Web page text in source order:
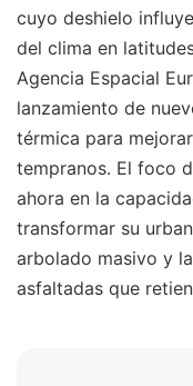
cuyo deshielo
del clima en
Agencia Espacial
lanzamiento de
térmica para
tempranos. El foco
ahora en la
transformar su
arbolado masivo y
asfaltadas que